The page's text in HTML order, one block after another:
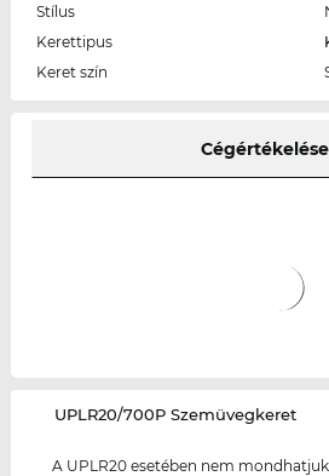
Stílus
Kerettipus
Keret szín
‌UPLR20/700P Szemüvegkeret
A UPLR20 esetében nem